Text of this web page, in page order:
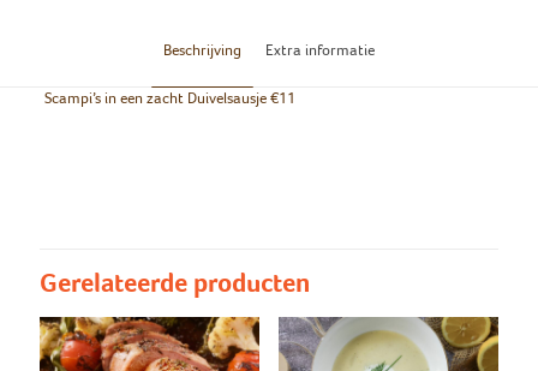
Beschrijving Extra informatie
Scampi’s in een zacht Duivelsausje €11
Gerelateerde producten